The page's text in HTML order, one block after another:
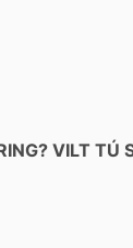
VILT TÚ